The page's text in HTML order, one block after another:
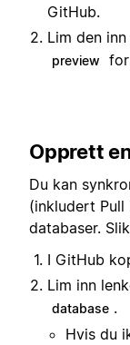
GitHub.
Lim den
preview
Opprett
Du kan
(inkludert Pull
databaser.
I GitHub
Lim inn
database .
Hvis du